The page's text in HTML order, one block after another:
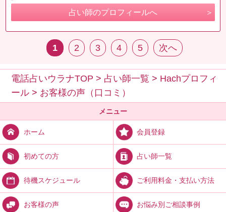
占い師のプロフィールへ
1 2 3 4 5 次へ
電話占いウラナTOP > 占い師一覧 > Hachプロフィ
ール > お客様の声（口コミ）
メニュー
ホーム 会員登録
初めての方 占い師一覧
待機スケジュール ご利用料金・支払い方法
お客様の声 お悩み別ご相談事例